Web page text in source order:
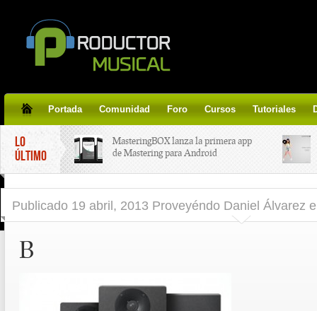
Portada Comunidad Foro Cursos Tutoriales
LO
ÚLTIMO
MasteringBOX lanza la primera app
de Mastering para Android
line gratis!
Tutorial de CLA Effects, aprende a
aplicar efectos a tus voces.
Publicado 19 abril, 2013 Proveyéndo Daniel Álvarez
B